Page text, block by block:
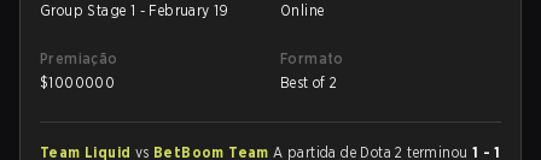
Group Stage 1 - February 19
Online
Premiação
$1000000
Formato
Best of 2
Team Liquid vs BetBoom TeamA partida de Dota 2 terminou 1 - 1